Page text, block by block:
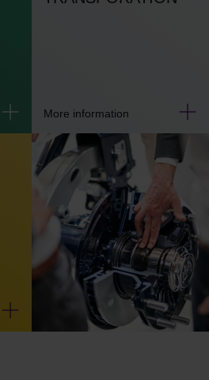
More information